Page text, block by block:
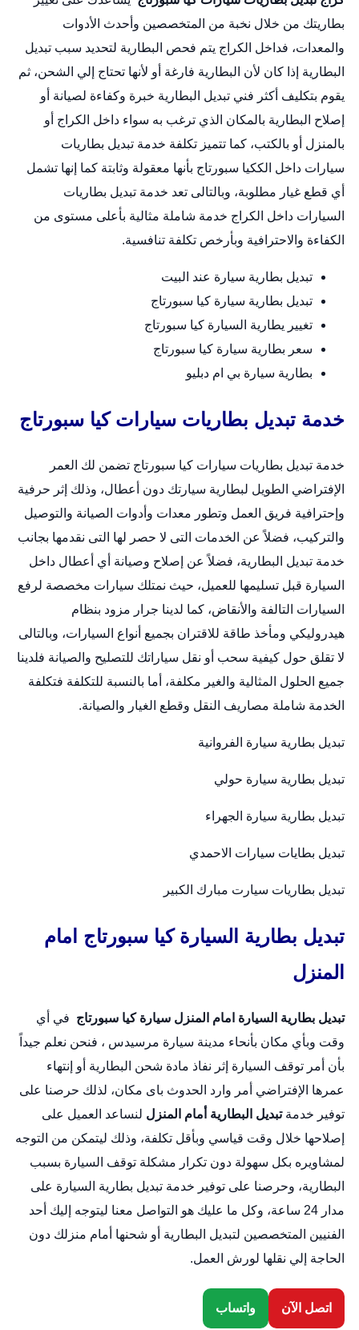
بطاريتك من خلال نخبة من المتخصصين وأحدث الأدوات
والمعدات، فداخل الكراج يتم فحص البطارية لتحديد سبب تبديل
البطارية إذا كان لأن البطارية فارغة أو لأنها تحتاج إلي الشحن، ثم
يقوم بتكليف أكثر فني تبديل البطارية خبرة وكفاءة لصيانة أو
إصلاح البطارية بالمكان الذي ترغب به سواء داخل الكراج أو
بالمنزل أو بالكتب، كما تتميز تكلفة خدمة تبديل بطاريات
سيارات داخل الككيا سبورتاج بأنها معقولة وثابتة كما إنها تشمل
أي قطع غيار مطلوبة، وبالتالى تعد خدمة تبديل بطاريات
السيارات داخل الكراج خدمة شاملة مثالية بأعلى مستوى من
الكفاءة والاحترافية وبأرخص تكلفة تنافسية.
تبديل بطارية سيارة عند البيت
تبديل بطارية سيارة كيا سبورتاج
تغيير يطارية السيارة كيا سبورتاج
سعر بطارية سيارة كيا سبورتاج
بطارية سيارة بي ام دبليو
خدمة تبديل بطاريات سيارات كيا سبورتاج
خدمة تبديل بطاريات سيارات كيا سبورتاج تضمن لك العمر
الإفتراضي الطويل لبطارية سيارتك دون أعطال، وذلك إثر حرفية
وإحترافية فريق العمل وتطور معدات وأدوات الصيانة والتوصيل
والتركيب، فضلاً عن الخدمات التى لا حصر لها التى نقدمها بجانب
خدمة تبديل البطارية، فضلاً عن إصلاح وصيانة أي أعطال داخل
السيارة قبل تسليمها للعميل، حيث نمتلك سيارات مخصصة لرفع
السيارات التالفة والأنقاض، كما لدينا جرار مزود بنظام
هيدروليكي ومأخذ طاقة للاقتران بجميع أنواع السيارات، وبالتالى
لا تقلق حول كيفية سحب أو نقل سياراتك للتصليح والصيانة فلدينا
جميع الحلول المثالية والغير مكلفة، أما بالنسبة للتكلفة فتكلفة
الخدمة شاملة مصاريف النقل وقطع الغيار والصيانة.
تبديل بطارية سيارة الفروانية
تبديل بطارية سيارة حولي
تبديل بطارية سيارة الجهراء
تبديل بطايات سيارات الاحمدي
تبديل بطاريات سيارت مبارك الكبير
تبديل بطارية السيارة كيا سبورتاج امام
المنزل
تبديل بطارية السيارة امام المنزل سيارة كيا سبورتاج في أي
وقت وبأي مكان بأنحاء مدينة سيارة مرسيدس ، فنحن نعلم جيداً
بأن أمر توقف السيارة إثر نفاذ مادة شحن البطارية أو إنتهاء
عمرها الإفتراضي أمر وارد الحدوث باى مكان، لذلك حرصنا على
توفير خدمةتبديل البطارية أمام المنزل لنساعد العميل على
إصلاحها خلال وقت قياسي وبأقل تكلفة، وذلك ليتمكن من التوجه
لمشاويره بكل سهولة دون تكرار مشكلة توقف السيارة بسبب
البطارية، وحرصنا على توفير خدمة تبديل بطارية السيارة على
مدار 24 ساعة، وكل ما عليك هو التواصل معنا ليتوجه إليك أحد
الفنيين المتخصصين لتبديل البطارية أو شحنها أمام منزلك دون
الحاجة إلي نقلها لورش العمل.
اتصل الآن واتساب